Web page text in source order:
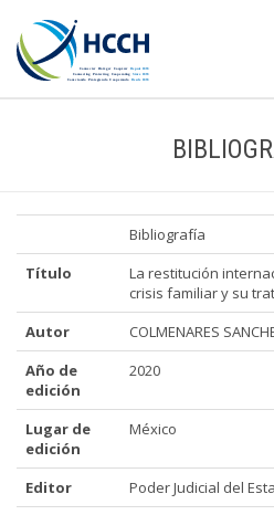
Bibliografía
Título
La restitución
crisis familiar y su
Autor
COLMENARES
Año de
edición
2020
Lugar de
edición
México
Editor
Poder Judicial del